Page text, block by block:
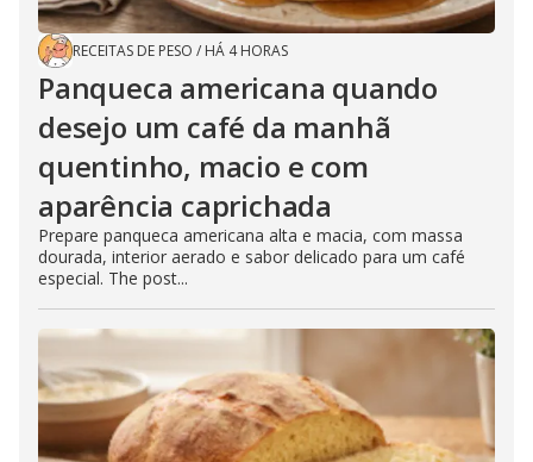
RECEITAS DE PESO / HÁ 4 HORAS
Panqueca americana quando
desejo um café da manhã
quentinho, macio e com
aparência caprichada
Prepare panqueca americana alta e macia, com massa
dourada, interior aerado e sabor delicado para um café
especial. The post...